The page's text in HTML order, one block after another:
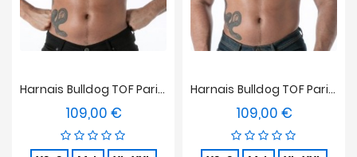
Harnais Bulldog TOF Paris Raw Denim - Noir
109,00 €Prix
Harnais Bulldog TOF Paris Raw Denim - Bleu
109,00 €Prix